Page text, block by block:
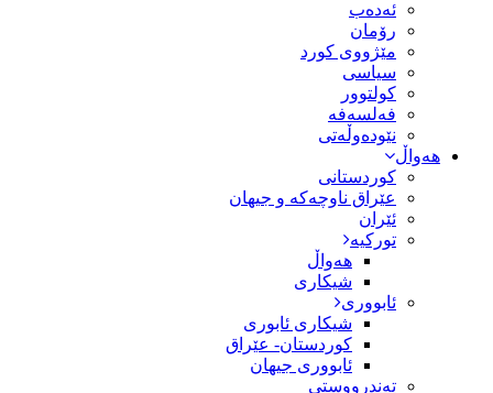
ئەدەب
رۆمان
مێژووى کورد
سیاسى
کولتوور
فەلسەفە
نێودەوڵەتی
هەواڵ
کوردستانی
عێراق ناوچەکە و جیهان
ئێران
تورکیە
هەواڵ
شیکاری
ئابووری
شیکاری ئابوری
کوردستان- عێراق
ئابووری جیهان
تەندرووستی